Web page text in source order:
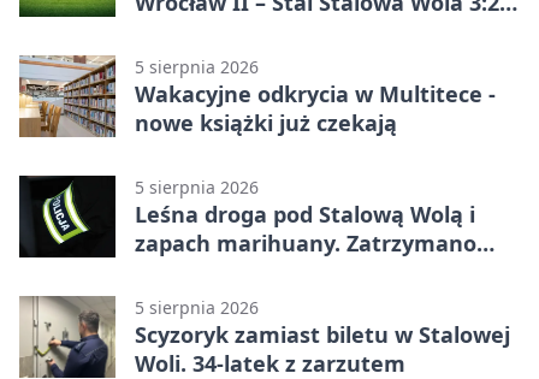
5 sierpnia 2026
Wakacyjne odkrycia w Multitece -
nowe książki już czekają
5 sierpnia 2026
Leśna droga pod Stalową Wolą i
zapach marihuany. Zatrzymano
5 sierpnia 2026
Scyzoryk zamiast biletu w Stalowej
Woli. 34-latek z zarzutem